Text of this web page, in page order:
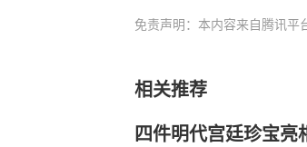
免责声明：本内容来自腾讯平
相关推荐
四件明代宫廷珍宝亮